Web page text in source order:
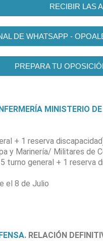
RECIBIR LAS
DE WHATSAPP -
PREPARA TU
MINISTERIO
+ 1 reserva
y Marinería/ Militares de
turno general + 1 reserva
el 8 de Julio
RELACIÓN